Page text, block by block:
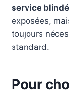
service
exposées,
toujours
standard.
Pour